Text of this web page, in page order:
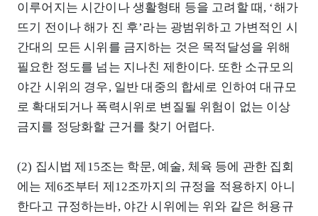
이루어지는 시간이나 생활형태 등을 고려할 때, ‘해가
뜨기 전이나 해가 진 후’라는 광범위하고 가변적인 시
간대의 모든 시위를 금지하는 것은 목적달성을 위해
필요한 정도를 넘는 지나친 제한이다. 또한 소규모의
야간 시위의 경우, 일반 대중의 합세로 인하여 대규모
로 확대되거나 폭력시위로 변질될 위험이 없는 이상
금지를 정당화할 근거를 찾기 어렵다.
(2) 집시법 제15조는 학문, 예술, 체육 등에 관한 집회
에는 제6조부터 제12조까지의 규정을 적용하지 아니
한다고 규정하는바, 야간 시위에는 위와 같은 허용규